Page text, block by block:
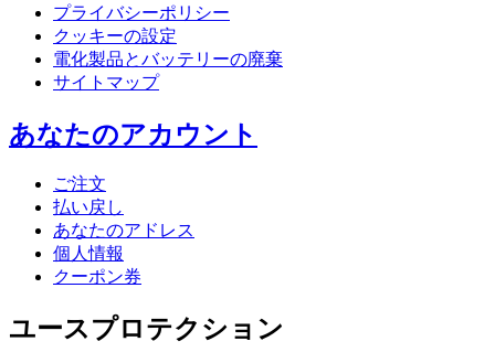
プライバシーポリシー
クッキーの設定
電化製品とバッテリーの廃棄
サイトマップ
あなたのアカウント
ご注文
払い戻し
あなたのアドレス
個人情報
クーポン券
ユースプロテクション